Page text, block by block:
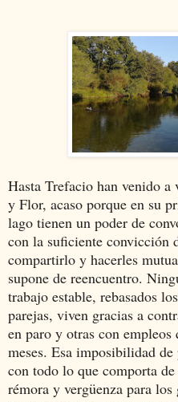
Hasta Trefacio han venido a
y Flor, acaso porque en su
lago tienen un poder de
con la suficiente convicción
compartirlo y hacerles
supone de reencuentro.
trabajo estable, rebasados
parejas, viven gracias a
en paro y otras con empleos
meses. Esa imposibilidad
con todo lo que comporta
rémora y vergüenza para